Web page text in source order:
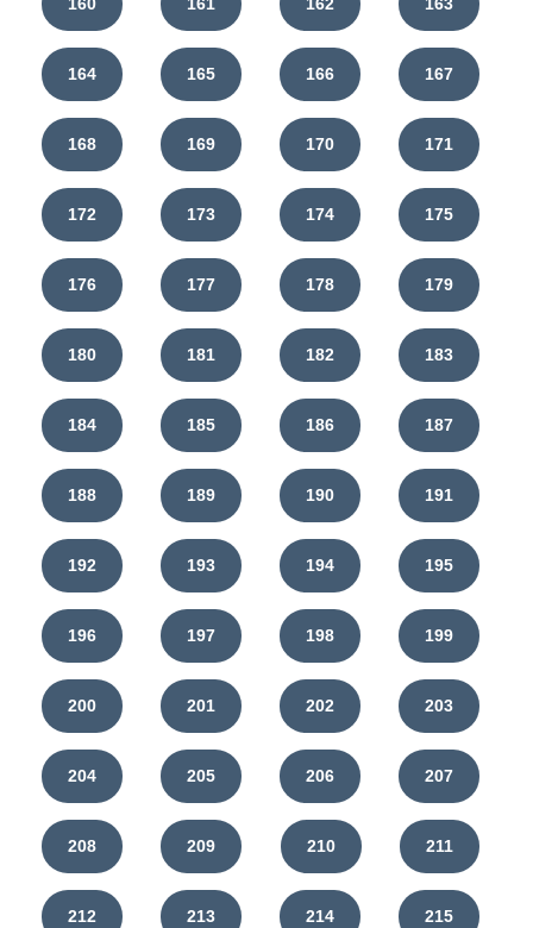
160 161 162 163
164 165 166 167
168 169 170 171
172 173 174 175
176 177 178 179
180 181 182 183
184 185 186 187
188 189 190 191
192 193 194 195
196 197 198 199
200 201 202 203
204 205 206 207
208 209 210 211
212 213 214 215